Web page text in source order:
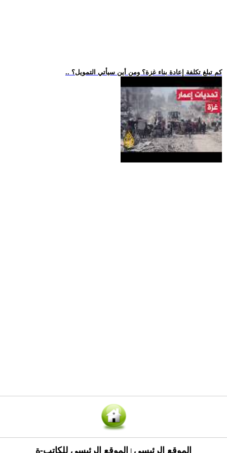
.. كم تبلغ تكلفة إعادة بناء غزة؟ ومن أين سيأتي التمويل؟
الموقع الرئيسي الموقع الرئيسي للكاتب-ة